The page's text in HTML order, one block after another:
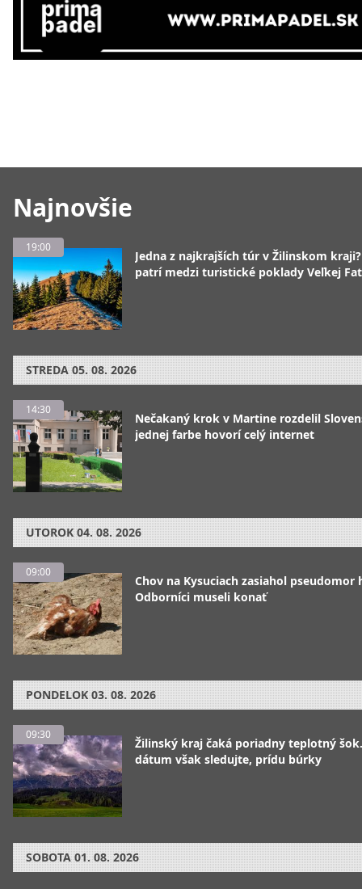
Najnovšie
19:00
Jedna z najkrajších túr v Žilinskom
patrí medzi turistické poklady Veľkej
STREDA 05. 08. 2026
14:30
Nečakaný krok v Martine rozdelil
jednej farbe hovorí celý internet
UTOROK 04. 08. 2026
09:00
Chov na Kysuciach zasiahol pseudomor
Odborníci museli konať
PONDELOK 03. 08. 2026
09:30
Žilinský kraj čaká poriadny teplotný
dátum však sledujte, prídu búrky
SOBOTA 01. 08. 2026